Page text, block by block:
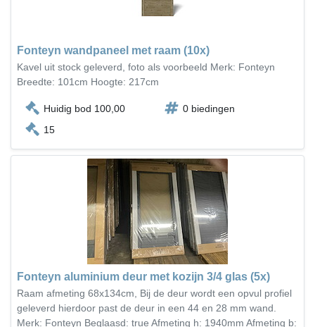
Fonteyn wandpaneel met raam (10x)
Kavel uit stock geleverd, foto als voorbeeld Merk: Fonteyn
Breedte: 101cm Hoogte: 217cm
Huidig bod 100,00
0 biedingen
15
Fonteyn aluminium deur met kozijn 3/4 glas (5x)
Raam afmeting 68x134cm, Bij de deur wordt een opvul profiel
geleverd hierdoor past de deur in een 44 en 28 mm wand.
Merk: Fonteyn Beglaasd: true Afmeting h: 1940mm Afmeting b: